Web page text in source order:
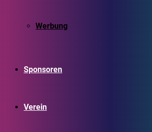
Werbung
Sponsoren
Verein